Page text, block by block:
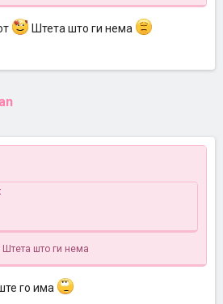
Штета што ги нема
Штета што ги нема
го има